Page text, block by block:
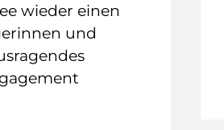
wieder einen
und